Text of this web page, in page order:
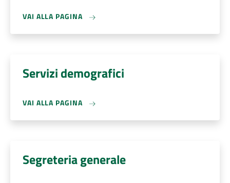
VAI ALLA PAGINA
Servizi demografici
VAI ALLA PAGINA
Segreteria generale